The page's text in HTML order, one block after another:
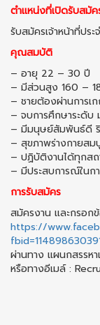
ตำแหน่งที่เปิดรับสมัค
รับสมัครเจ้าหน้าที่ปร
คุณสมบัติ
– อายุ 22 – 30 ปี
– มีส่วนสูง 160 –
– ชายต้องผ่านการเ
– จบการศึกษาระดั
– มีมนุษย์สัมพันธ์ดี ริ
– สุขภาพร่างกายส
– ปฏิบัติงานได้ทุกส
– มีประสบการณ์ในก
การรับสมัคร
สมัครงาน และกรอก
https://
ผ่านทาง แผนกสรรห
หรือทางอีเมล์ :